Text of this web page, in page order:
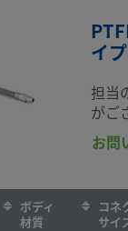
イ
担当
がご
お問
ボディ
材質
コネ
サイ